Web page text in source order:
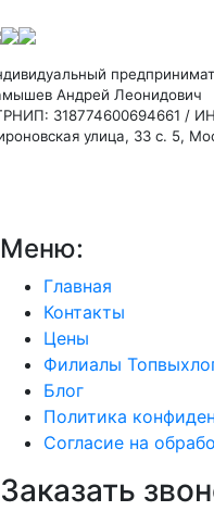
Андрей Леонидович
318774600694661 /
улица, 33 с. 5,
Меню:
Главная
Контакты
Цены
Филиалы
Блог
Политика
Согласие на
Заказать